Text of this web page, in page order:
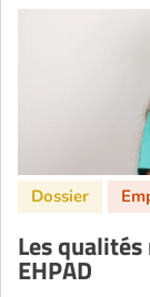
Les
EHPAD